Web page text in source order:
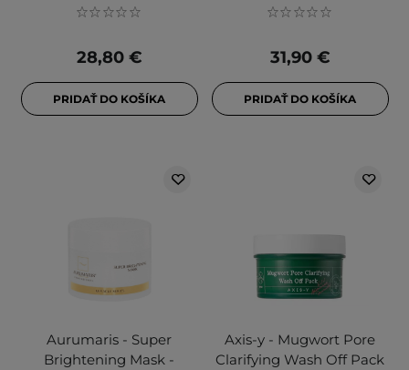
28,80 €
PRIDAŤ DO KOŠÍKA
31,90 €
PRIDAŤ DO KOŠÍKA
Aurumaris - Super
Brightening Mask -
Axis-y - Mugwort Pore
Clarifying Wash Off Pack